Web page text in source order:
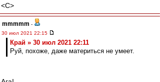
<C>
mmmmm -
30 июл 2021 22:15
Край » 30 июл 2021 22:11
Руй, похоже, даже материться не умеет.